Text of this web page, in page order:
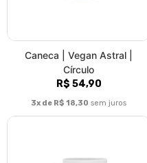
Pentágono
R$ 54,90
3x de R$ 18,30sem juros